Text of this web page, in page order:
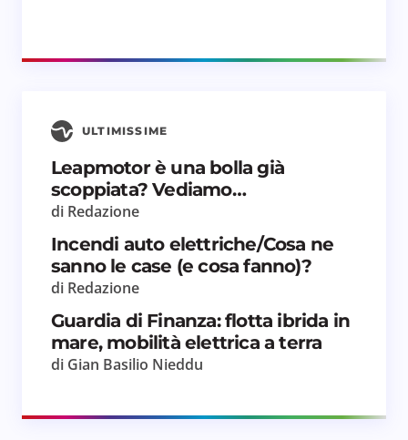
ULTIMISSIME
Leapmotor è una bolla già
scoppiata? Vediamo…
di Redazione
Incendi auto elettriche/Cosa ne
sanno le case (e cosa fanno)?
di Redazione
Guardia di Finanza: flotta ibrida in
mare, mobilità elettrica a terra
di Gian Basilio Nieddu